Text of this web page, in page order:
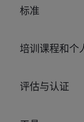
标准
培训课程和个
评估与认证